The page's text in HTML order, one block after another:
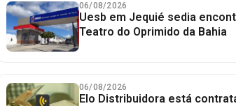
06/08/2026
Uesb em Jequié sedia
Teatro do Oprimido da Bahia
06/08/2026
Elo Distribuidora está